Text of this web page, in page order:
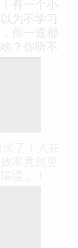
有一个小
为不学习
你一道都
？你听不